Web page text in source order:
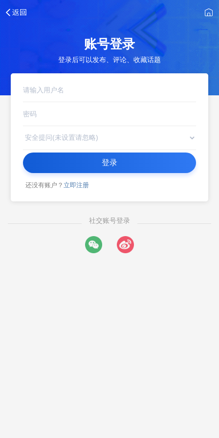
账号登录
登录后可以发布、评论、收藏话题
登录
还没有账户？ 立即注册
社交账号登录